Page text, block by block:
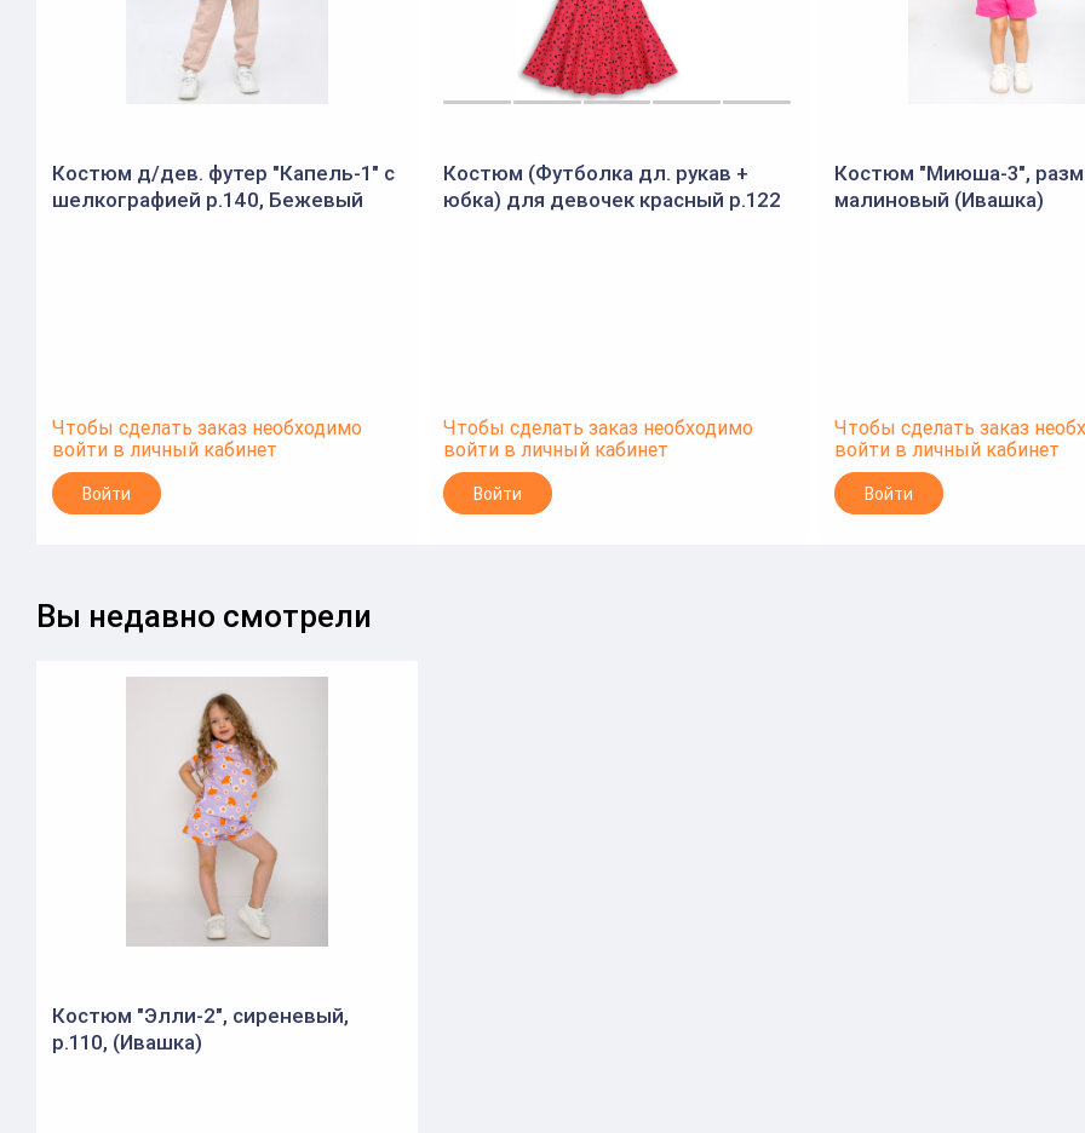
Костюм д/дев. футер "Капель-1" с
шелкографией р.140, Бежевый
Чтобы сделать заказ необходимо
войти в личный кабинет
Войти
Костюм (Футболка дл. рукав +
юбка) для девочек красный р.122
Чтобы сделать заказ необходимо
войти в личный кабинет
Войти
Костюм "Миюша-3",
малиновый (Ивашка)
Чтобы сделать заказ
войти в личный кабинет
Войти
Вы недавно смотрели
Костюм "Элли-2", сиреневый,
р.110, (Ивашка)